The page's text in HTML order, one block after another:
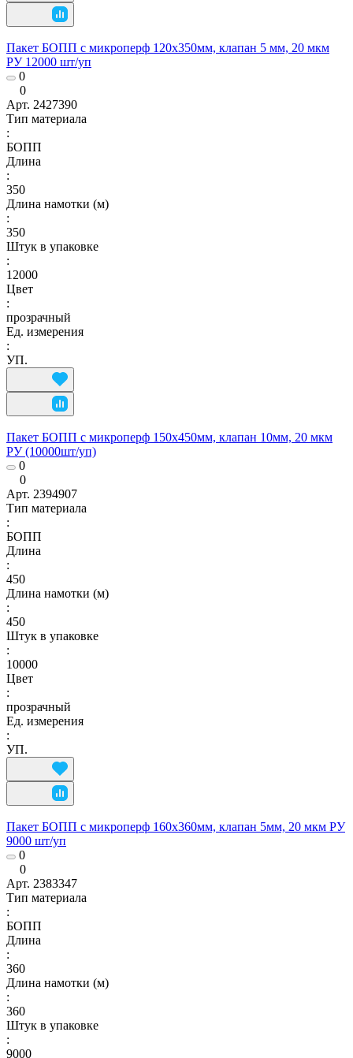
Пакет БОПП с микроперф 120x350мм, клапан 5 мм, 20 мкм
РУ 12000 шт/уп
0
0
Арт. 2427390
Тип материала
:
БОПП
Длина
:
350
Длина намотки (м)
:
350
Штук в упаковке
:
12000
Цвет
:
прозрачный
Ед. измерения
:
УП.
Пакет БОПП с микроперф 150x450мм, клапан 10мм, 20 мкм
РУ (10000шт/уп)
0
0
Арт. 2394907
Тип материала
:
БОПП
Длина
:
450
Длина намотки (м)
:
450
Штук в упаковке
:
10000
Цвет
:
прозрачный
Ед. измерения
:
УП.
Пакет БОПП с микроперф 160x360мм, клапан 5мм, 20 мкм РУ
9000 шт/уп
0
0
Арт. 2383347
Тип материала
:
БОПП
Длина
:
360
Длина намотки (м)
:
360
Штук в упаковке
:
9000